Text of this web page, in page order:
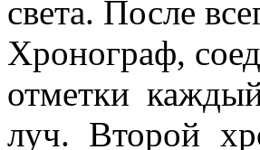
света. После
Хронограф,
отметки
луч. Второй